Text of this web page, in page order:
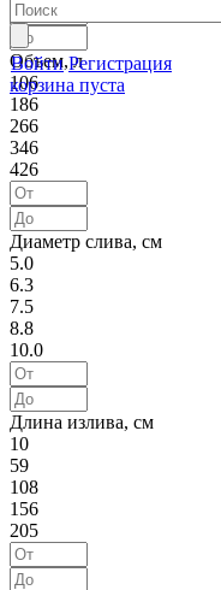
Войти Регистрация
корзина пуста
Объем, л
106
186
266
346
426
Диаметр слива, см
5.0
6.3
7.5
8.8
10.0
Длина излива, см
10
59
108
156
205